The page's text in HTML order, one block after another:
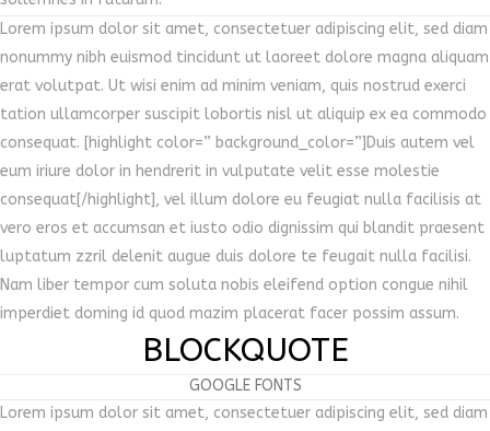
Lorem ipsum dolor sit amet, consectetuer adipiscing elit, sed diam
nonummy nibh euismod tincidunt ut laoreet dolore magna aliquam
erat volutpat. Ut wisi enim ad minim veniam, quis nostrud exerci
tation ullamcorper suscipit lobortis nisl ut aliquip ex ea commodo
consequat. [highlight color=” background_color=”]Duis autem vel
eum iriure dolor in hendrerit in vulputate velit esse molestie
consequat[/highlight], vel illum dolore eu feugiat nulla facilisis at
vero eros et accumsan et iusto odio dignissim qui blandit praesent
luptatum zzril delenit augue duis dolore te feugait nulla facilisi.
Nam liber tempor cum soluta nobis eleifend option congue nihil
imperdiet doming id quod mazim placerat facer possim assum.
BLOCKQUOTE
GOOGLE FONTS
Lorem ipsum dolor sit amet, consectetuer adipiscing elit, sed diam